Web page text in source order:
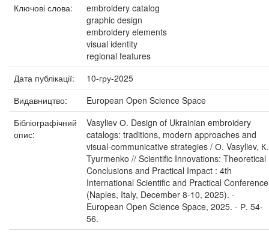
Ключові слова:
embroidery catalog
graphic design
embroidery elements
visual identity
regional features
Дата публікації:
10-гру-2025
Видавництво:
European Open Science Space
Бібліографічний
опис:
Vasyliev О. Design of Ukrainian embroidery
catalogs: traditions, modern approaches and
visual-communicative strategies / О. Vasyliev, К.
Tyurmenko // Scientific Innovations: Theoretical
Conclusions and Practical Impact : 4th
International Scientific and Practical Conference
(Naples, Italy, December 8-10, 2025). -
European Open Science Space, 2025. - Р. 54-
56.